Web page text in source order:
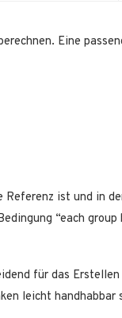
Eine
ist und in
“each
für das
leicht handhabbar